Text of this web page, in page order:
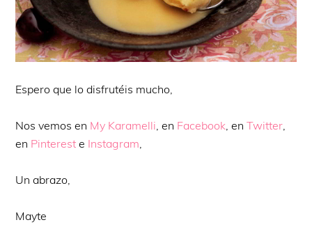
Espero que lo disfrutéis mucho,
Nos vemos en My Karamelli , en Facebook , enTwitter
en Pinterest e Instagram
Un abrazo,
Mayte